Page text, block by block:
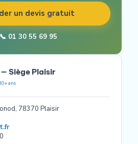
un devis gratuit
📞 01 30 55 69 95
Siège Plaisir
ans
78370 Plaisir